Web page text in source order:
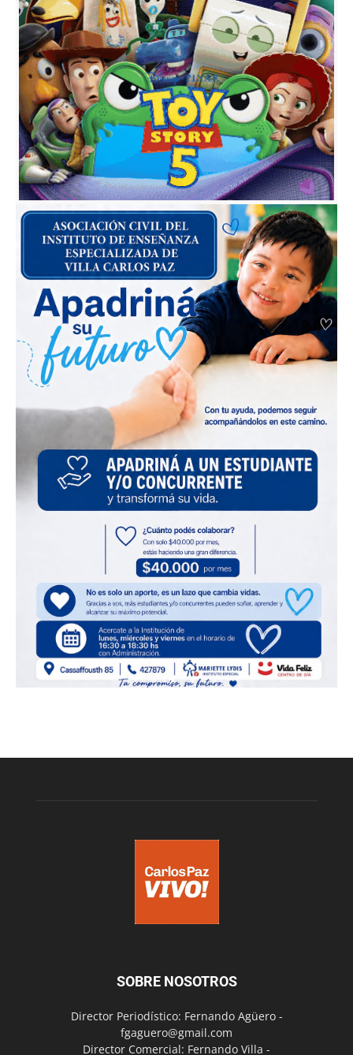
SOBRE NOSOTROS
Director Periodístico: Fernando Agüero -
fgaguero@gmail.com
Director Comercial: Fernando Villa -